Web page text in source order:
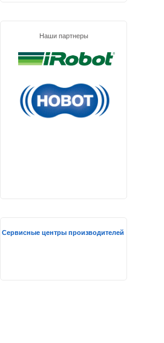
Наши партнеры
Сервисные центры производителей